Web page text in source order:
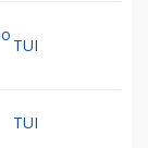
TUI
TUI